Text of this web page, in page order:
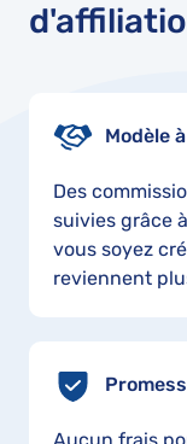
Modèle
Des
suivies grâce
vous soyez
reviennent